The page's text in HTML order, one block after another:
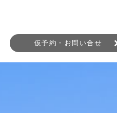
仮予約・お問い合せ